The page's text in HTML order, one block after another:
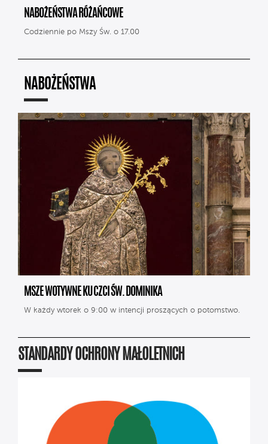
NABOŻEŃSTWA RÓŻAŃCOWE
Codziennie po Mszy Św. o 17.00
NABOŻEŃSTWA
MSZE WOTYWNE KU CZCI ŚW. DOMINIKA
W każdy wtorek o 9:00 w intencji proszących o potomstwo.
STANDARDY OCHRONY MAŁOLETNICH